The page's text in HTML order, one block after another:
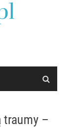
traumy –